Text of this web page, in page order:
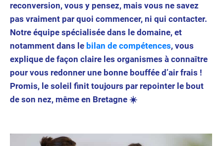
reconversion, vous y pensez, mais vous ne savez
pas vraiment par quoi commencer, ni qui contacter.
Notre équipe spécialisée dans le domaine, et
notamment dans le bilan de compétences, vous
explique de façon claire les organismes à connaître
pour vous redonner une bonne bouffée d’air frais !
Promis, le soleil finit toujours par repointer le bout
de son nez, même en Bretagne ☀️